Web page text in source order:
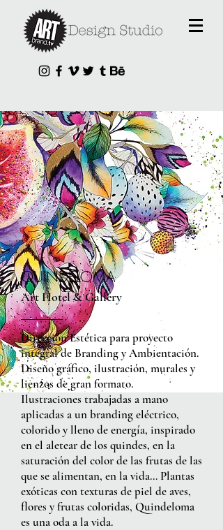
QUINDELOMA
Art Hotel & Gallery
Dirección Estética para proyecto
integral de Branding y Ambientación.
Diseño gráfico, ilustración, murales y
lienzos de gran formato.
Ilustraciones trabajadas a mano
aplicadas a un branding eléctrico,
colorido y lleno de energía, inspirado
en el aletear de los quindes, en la
saturación del color de las frutas de las
que se alimentan, en la vida… Plantas
exóticas con texturas de piel de aves,
flores y frutas coloridas, Quindeloma
es una oda a la vida.